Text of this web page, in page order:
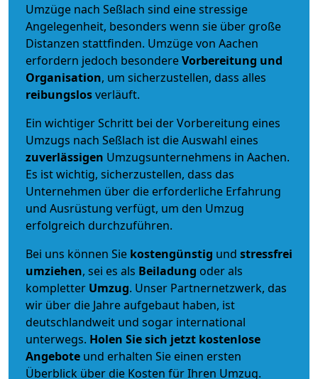
Umzüge nach Seßlach sind eine stressige
Angelegenheit, besonders wenn sie über große
Distanzen stattfinden. Umzüge von Aachen
erfordern jedoch besondereVorbereitung und
Organisation, um sicherzustellen, dass alles
reibungslosverläuft.
Ein wichtiger Schritt bei der Vorbereitung eines
Umzugs nach Seßlach ist die Auswahl eines
zuverlässigen Umzugsunternehmens in Aachen.
Es ist wichtig, sicherzustellen, dass das
Unternehmen über die erforderliche Erfahrung
und Ausrüstung verfügt, um den Umzug
erfolgreich durchzuführen.
Bei uns können Sie kostengünstig und stressfrei
umziehen, sei es als Beiladung oder als
kompletter Umzug. Unser Partnernetzwerk, das
wir über die Jahre aufgebaut haben, ist
deutschlandweit und sogar international
unterwegs. Holen Sie sich jetzt kostenlose
Angebote und erhalten Sie einen ersten
Überblick über die Kosten für Ihren Umzug.